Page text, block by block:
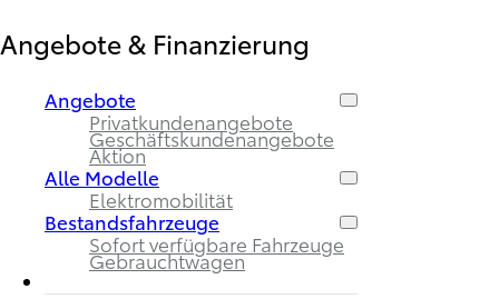
Angebote & Finanzierung
Angebote
Privatkundenangebote
Geschäftskundenangebote
Aktion
Alle Modelle
Elektromobilität
Bestandsfahrzeuge
Sofort verfügbare Fahrzeuge
Gebrauchtwagen